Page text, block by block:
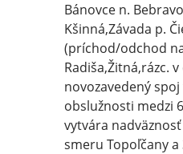
Bánovce n.
Kšinná,Závada p.
(príchod/odchod
Radiša,Žitná,rázc.
novozavedený
obslužnosti medzi
vytvára
smeru Topoľčany